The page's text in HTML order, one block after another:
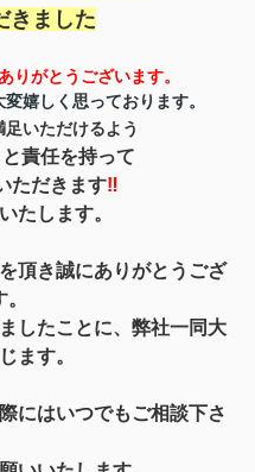
きました
りがとうございます。
変嬉しく思っております。
足いただけるよう
責任を持って
ただきます‼
たします。
頂き誠にありがとうござ
したことに、弊社一同 大
ます。
にはいつでもご相談下さ